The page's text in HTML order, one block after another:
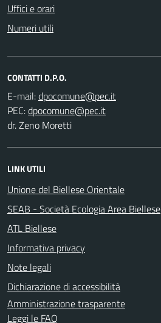
Uffici e orari
Numeri utili
CONTATTI D.P.O.
E-mail:
PEC:
dr. Zeno Moretti
LINK UTILI
Unione del Biellese Orientale
SEAB - Società Ecologia Area Biellese
ATL Biellese
Informativa privacy
Note legali
Dichiarazione di accessibilità
Amministrazione trasparente
Leggi le FAQ